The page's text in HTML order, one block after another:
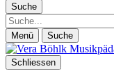
Suche
Suche
Menü Suche
Schliessen